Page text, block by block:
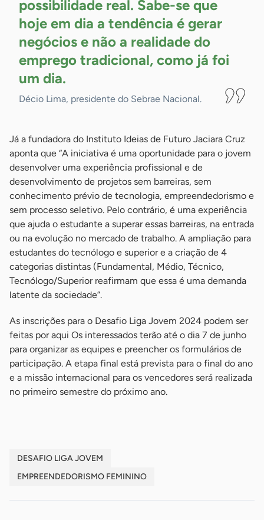
possibilidade real. Sabe-se que
hoje em dia a tendência é gerar
negócios e não a realidade do
emprego tradicional, como já foi
um dia.
Décio Lima, presidente do Sebrae Nacional.
Já a fundadora do Instituto Ideias de Futuro Jaciara Cruz
aponta que “A iniciativa é uma oportunidade para o jovem
desenvolver uma experiência profissional e de
desenvolvimento de projetos sem barreiras, sem
conhecimento prévio de tecnologia, empreendedorismo e
sem processo seletivo. Pelo contrário, é uma experiência
que ajuda o estudante a superar essas barreiras, na entrada
ou na evolução no mercado de trabalho. A ampliação para
estudantes do tecnólogo e superior e a criação de 4
categorias distintas (Fundamental, Médio, Técnico,
Tecnólogo/Superior reafirmam que essa é uma demanda
latente da sociedade”.
As inscrições para o Desafio Liga Jovem 2024 podem ser
feitas por aqui Os interessados terão até o dia 7 de junho
para organizar as equipes e preencher os formulários de
participação. A etapa final está prevista para o final do ano
e a missão internacional para os vencedores será realizada
no primeiro semestre do próximo ano.
DESAFIO LIGA JOVEM
EMPREENDEDORISMO FEMININO